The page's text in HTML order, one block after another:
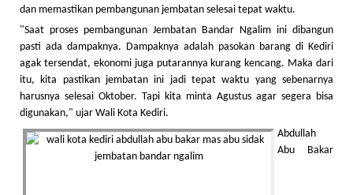
dan memastikan pembangunan jembatan selesai tepat waktu.
"Saat proses pembangunan Jembatan Bandar Ngalim ini dibangun
pasti ada dampaknya. Dampaknya adalah pasokan barang di Kediri
agak tersendat, ekonomi juga putarannya kurang kencang. Maka dari
itu, kita pastikan jembatan ini jadi tepat waktu yang sebenarnya
harusnya selesai Oktober. Tapi kita minta Agustus agar segera bisa
digunakan," ujar Wali Kota Kediri.
Abdullah
Abu Bakar